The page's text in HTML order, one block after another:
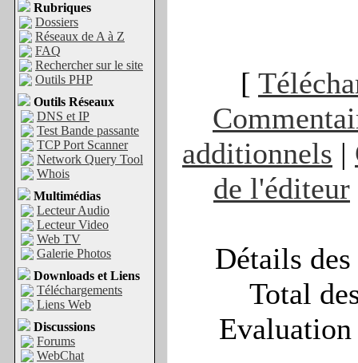
Rubriques
Dossiers
Réseaux de A à Z
FAQ
Rechercher sur le site
Outils PHP
Outils Réseaux
DNS et IP
Test Bande passante
TCP Port Scanner
Network Query Tool
Whois
Multimédias
Lecteur Audio
Lecteur Video
Web TV
Galerie Photos
Downloads et Liens
Téléchargements
Liens Web
Discussions
Forums
WebChat
[
additionnels |
de l'éditeur
Détails
Total